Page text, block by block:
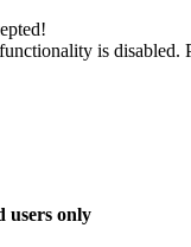
is disabled.
users only